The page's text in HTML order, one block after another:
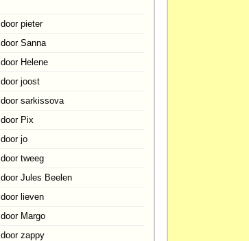
door pieter
door Sanna
door Helene
door joost
door sarkissova
door Pix
door jo
door tweeg
door Jules Beelen
door lieven
door Margo
door zappy